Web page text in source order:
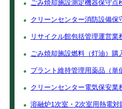
ごみ焼却施設測定機器保守点
クリーンセンター消防設備保
リサイクル館包括管理運営
ごみ焼却施設燃料（灯油）購
プラント維持管理用薬品（単
クリーンセンター電気保安業
溶融炉1次室・2次室用熱電対